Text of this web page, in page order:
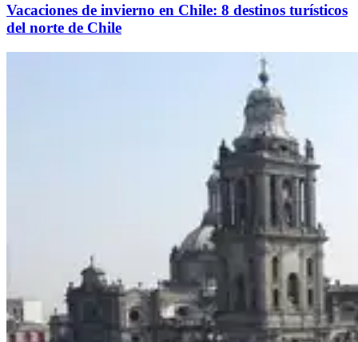
Vacaciones de invierno en Chile: 8 destinos turísticos
del norte de Chile